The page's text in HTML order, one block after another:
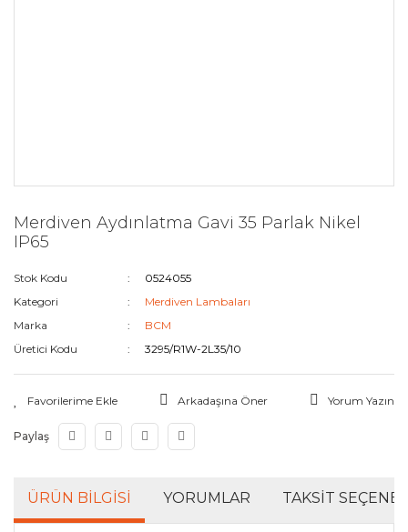
Merdiven Aydınlatma Gavi 35 Parlak Nikel
IP65
Stok Kodu
0524055
Kategori
Merdiven Lambaları
Marka
BCM
Üretici Kodu
3295/R1W-2L35/10
Arkadaşına Öner Yorum Yazın
Paylaş
ÜRÜN BILGISI YORUMLAR TAKSIT